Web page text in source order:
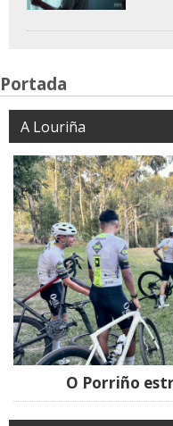
Portada
A Louriña
O Porriño